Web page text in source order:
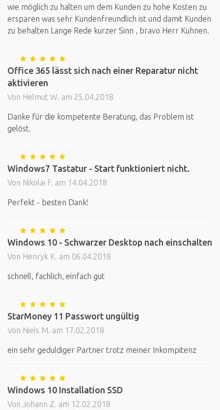
wie möglich zu halten um dem Kunden zu hohe Kosten zu
ersparen was sehr Kundenfreundlich ist und damit Kunden
zu behalten Lange Rede kurzer Sinn , bravo Herr Kuhnen.
Office 365 lässt sich nach einer Reparatur nicht
aktivieren
Von Helmut W. am 25.04.2018
Danke für die kompetente Beratung, das Problem ist
gelöst.
Windows7 Tastatur - Start funktioniert nicht.
Von Nikolai F. am 14.04.2018
Perfekt - besten Dank!
Windows 10 - Schwarzer Desktop nach einschalten
Von Henryk K. am 06.04.2018
schnell, fachlich, einfach gut
StarMoney 11 Passwort ungültig
Von Niels M. am 17.02.2018
ein sehr geduldiger Partner trotz meiner Inkompitenz
Windows 10 Installation SSD
Von Johann Z. am 12.02.2018